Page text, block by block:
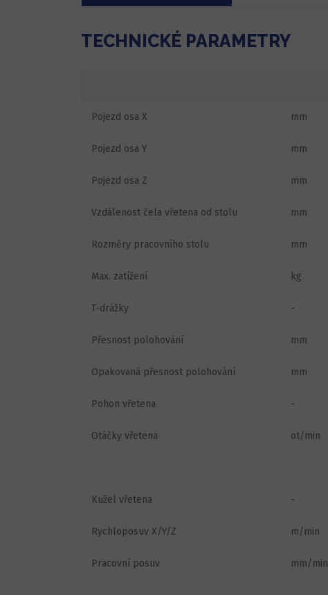
TECHNICKÉ PARAMETRY
Pojezd osa X mm
Pojezd osa Y mm
Pojezd osa Z mm
Vzdálenost čela vřetena od stolu mm
Rozměry pracovního stolu mm
Max. zatížení kg
T-drážky -
Přesnost polohování mm
Opakovaná přesnost polohování mm
Pohon vřetena -
Otáčky vřetena ot/min
Kužel vřetena -
Rychloposuv X/Y/Z m/min
Pracovní posuv mm/min